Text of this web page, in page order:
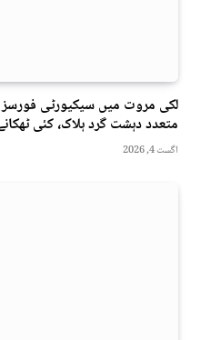
لکی مروت میں سیکیورٹی فورسز
متعدد دہشت گرد ہلاک، کئی
اگست 4, 2026